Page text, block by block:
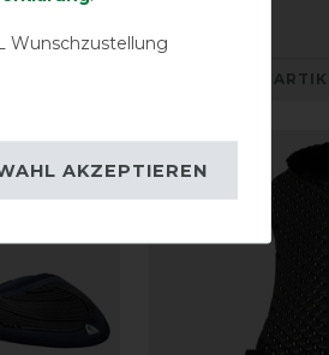
Wunschzustellung
AKZEPTIEREN